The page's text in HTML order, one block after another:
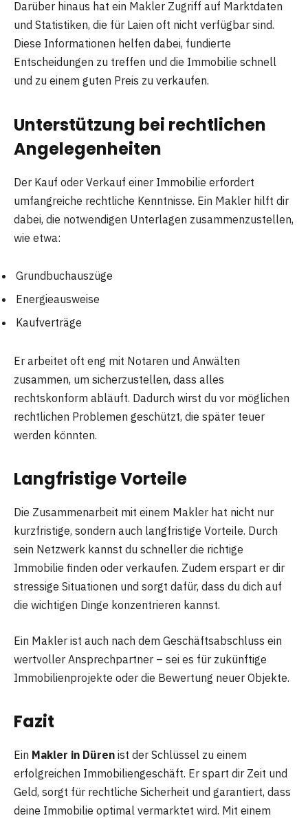
Darüber hinaus hat ein Makler Zugriff auf Marktdaten
und Statistiken, die für Laien oft nicht verfügbar sind.
Diese Informationen helfen dabei, fundierte
Entscheidungen zu treffen und die Immobilie schnell
und zu einem guten Preis zu verkaufen.
Unterstützung bei rechtlichen
Angelegenheiten
Der Kauf oder Verkauf einer Immobilie erfordert
umfangreiche rechtliche Kenntnisse. Ein Makler hilft dir
dabei, die notwendigen Unterlagen zusammenzustellen,
wie etwa:
Grundbuchauszüge
Energieausweise
Kaufverträge
Er arbeitet oft eng mit Notaren und Anwälten
zusammen, um sicherzustellen, dass alles
rechtskonform abläuft. Dadurch wirst du vor möglichen
rechtlichen Problemen geschützt, die später teuer
werden könnten.
Langfristige Vorteile
Die Zusammenarbeit mit einem Makler hat nicht nur
kurzfristige, sondern auch langfristige Vorteile. Durch
sein Netzwerk kannst du schneller die richtige
Immobilie finden oder verkaufen. Zudem erspart er dir
stressige Situationen und sorgt dafür, dass du dich auf
die wichtigen Dinge konzentrieren kannst.
Ein Makler ist auch nach dem Geschäftsabschluss ein
wertvoller Ansprechpartner – sei es für zukünftige
Immobilienprojekte oder die Bewertung neuer Objekte.
Fazit
Ein Makler in Düren ist der Schlüssel zu einem
erfolgreichen Immobiliengeschäft. Er spart dir Zeit und
Geld, sorgt für rechtliche Sicherheit und garantiert, dass
deine Immobilie optimal vermarktet wird. Mit einem